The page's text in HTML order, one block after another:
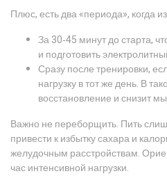
Плюс, есть два «периода», когда
За 30‑45 минут до старта,
и подготовить
Сразу после тренировки,
нагрузку в тот же день. В
восстановление и снизит
Важно не переборщить. Пить
привести к избытку сахара и
желудочным расстройствам.
час интенсивной нагрузки.